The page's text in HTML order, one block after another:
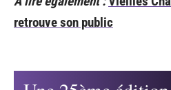
retrouve son public